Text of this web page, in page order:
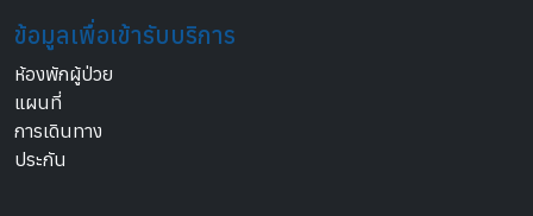
ข้อมูลเพื่อเข้ารับบริการ
ห้องพักผู้ป่วย
แผนที่
การเดินทาง
ประกัน